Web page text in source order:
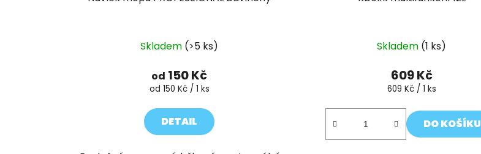
Skladem (>5 ks)
od 150 Kč
Měrná
od 150 Kč / 1 ks
DETAIL
Skladem (1 ks)
609 Kč
Měrná
609 Kč / 1 ks
DO KOŠÍKU